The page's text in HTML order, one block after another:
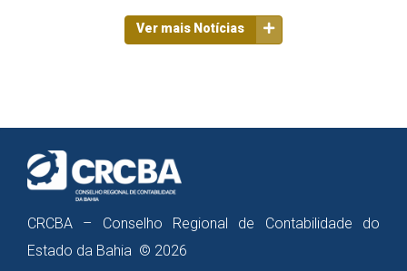
Ver mais Notícias
CRCBA – Conselho Regional de Contabilidade do
Estado da Bahia © 2026